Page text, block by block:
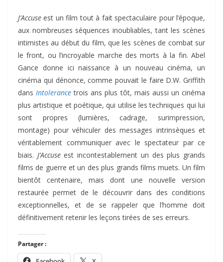
J’Accuse est un film tout à fait spectaculaire pour l’époque,
aux nombreuses séquences inoubliables, tant les scènes
intimistes au début du film, que les scènes de combat sur
le front, ou l’incroyable marche des morts à la fin. Abel
Gance donne ici naissance à un nouveau cinéma, un
cinéma qui dénonce, comme pouvait le faire D.W. Griffith
dansIntolerance trois ans plus tôt, mais aussi un cinéma
plus artistique et poétique, qui utilise les techniques qui lui
sont propres (lumières, cadrage, surimpression,
montage) pour véhiculer des messages intrinsèques et
véritablement communiquer avec le spectateur par ce
biais. J’Accuseest incontestablement un des plus grands
films de guerre et un des plus grands films muets. Un film
bientôt centenaire, mais dont une nouvelle version
restaurée permet de le découvrir dans des conditions
exceptionnelles, et de se rappeler que l’homme doit
définitivement retenir les leçons tirées de ses erreurs.
Partager :